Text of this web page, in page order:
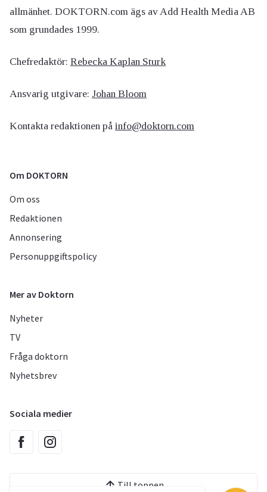
allmänhet. DOKTORN.com ägs av Add Health Media AB
som grundades 1999.
Chefredaktör: Rebecka Kaplan Sturk
Ansvarig utgivare: Johan Bloom
Kontakta redaktionen på info@doktorn.com
Om DOKTORN
Om oss
Redaktionen
Annonsering
Personuppgiftspolicy
Mer av Doktorn
Nyheter
TV
Fråga doktorn
Nyhetsbrev
Sociala medier
Till toppen